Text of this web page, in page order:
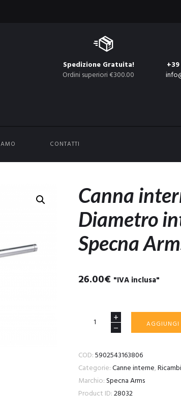
Spedizione Gratuita!
Ordini superiori €300.00
CONTATTI
Canna
Diametro
Specna
26.00€ "IVA inclusa"
Canna
Diametro
interno
6.02mm
Specna
AGGIUNGI
COD:5902543163806
Categorie:Canne interne,Ricambi
Marchio:Specna Arms
Product ID:28032